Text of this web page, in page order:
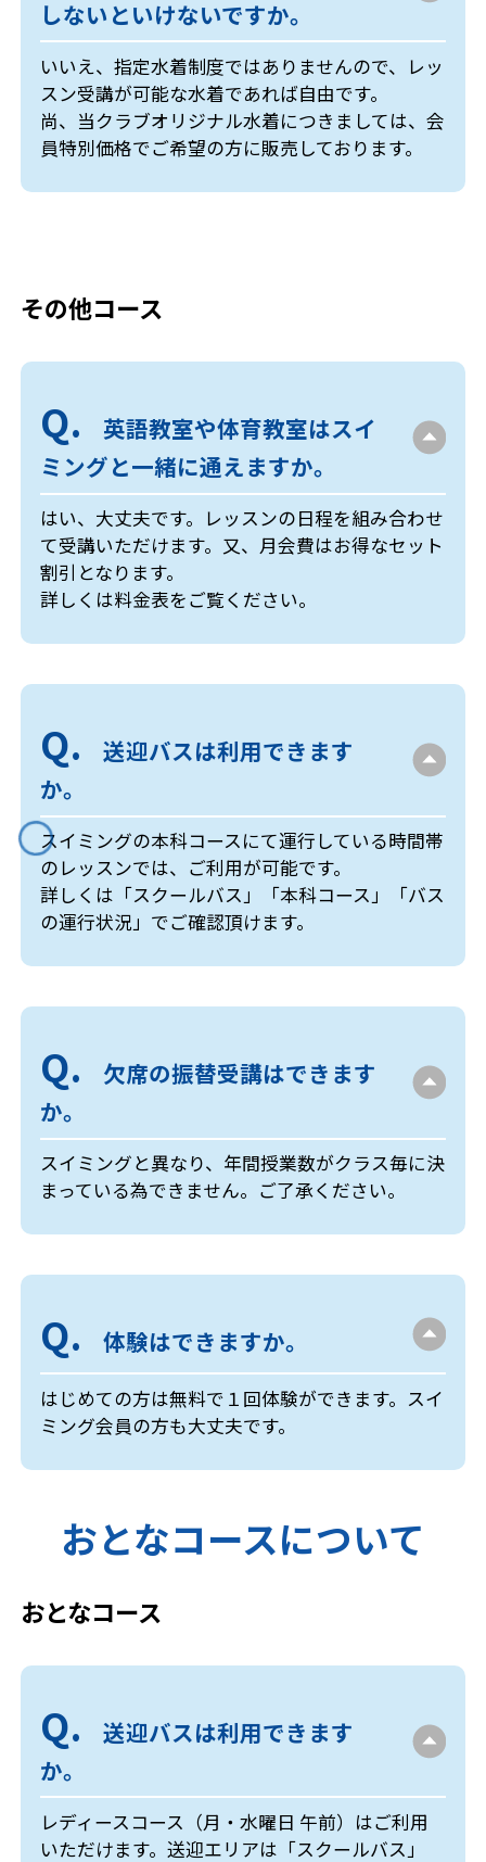
しないといけないですか。
いいえ、指定水着制度ではありませんので、レッ
スン受講が可能な水着であれば自由です。
尚、当クラブオリジナル水着につきましては、会
員特別価格でご希望の方に販売しております。
その他コース
英語教室や体育教室はスイ
ミングと一緒に通えますか。
はい、大丈夫です。レッスンの日程を組み合わせ
て受講いただけます。又、月会費はお得なセット
割引となります。
詳しくは料金表をご覧ください。
送迎バスは利用できます
か。
スイミングの本科コースにて運行している時間帯
のレッスンでは、ご利用が可能です。
詳しくは「スクールバス」「本科コース」「バス
の運行状況」でご確認頂けます。
欠席の振替受講はできます
か。
スイミングと異なり、年間授業数がクラス毎に決
まっている為できません。ご了承ください。
体験はできますか。
はじめての方は無料で１回体験ができます。スイ
ミング会員の方も大丈夫です。
おとなコースについて
おとなコース
送迎バスは利用できます
か。
レディースコース（月・水曜日 午前）はご利用
いただけます。送迎エリアは「スクールバス」